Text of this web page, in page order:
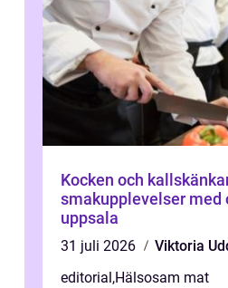
Kocken och
smakupplevelser med
uppsala
31 juli 2026
Viktoria
editorial ,Hälsosam mat